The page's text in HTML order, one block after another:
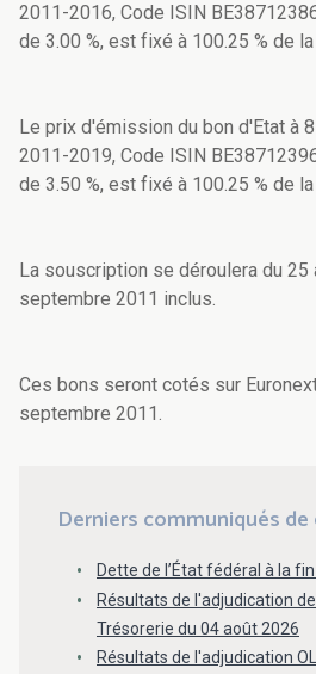
2011-2016, Code ISIN
de 3.00 %, est fixé à 100.25 % de
Le prix d'émission du bon d'Etat à
2011-2019, Code ISIN
de 3.50 %, est fixé à 100.25 % de
La souscription se déroulera du 25
septembre 2011 inclus.
Ces bons seront cotés sur
septembre 2011.
Derniers communiqués
Dette de l’État fédéral à la
Résultats de l'adjudication
Trésorerie du 04 août 2026
Résultats de l'adjudication